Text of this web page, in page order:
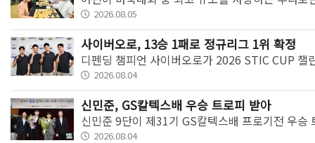
2026.08.05
사이버오로, 13승 1패로 정규리그 1위 확정
디펜딩 챔피언 사이버오로가 2026 STIC CUP 챌
2026.08.04
신민준, GS칼텍스배 우승 트로피 받아
신민준 9단이 제31기 GS칼텍스배 프로기전 우승
2026.08.04